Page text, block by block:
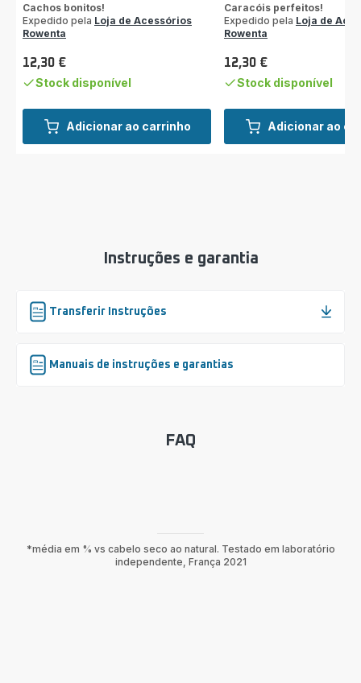
Adicionar ao carrinho
Cachos bonitos!
Expedido pela Loja de Acessórios
Rowenta
Preço
12,30 €
Stock disponível
Adicionar ao
Caracóis perfeitos!
Expedido pela Loja de
Rowenta
Preço
12,30 €
Stock disponível
Instruções e garantia
Transferir Instruções
Manuais de instruções e garantias
FAQ
*média em % vs cabelo seco ao natural. Testado em laboratório
independente, França 2021